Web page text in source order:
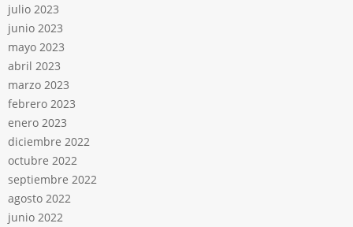
julio 2023
junio 2023
mayo 2023
abril 2023
marzo 2023
febrero 2023
enero 2023
diciembre 2022
octubre 2022
septiembre 2022
agosto 2022
junio 2022